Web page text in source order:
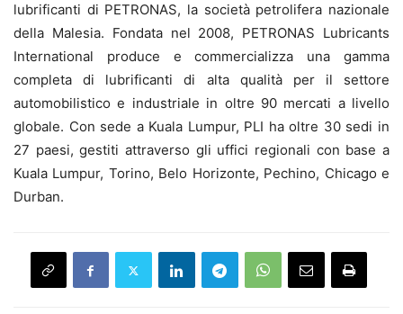
lubrificanti di PETRONAS, la società petrolifera nazionale
della Malesia. Fondata nel 2008, PETRONAS Lubricants
International produce e commercializza una gamma
completa di lubrificanti di alta qualità per il settore
automobilistico e industriale in oltre 90 mercati a livello
globale. Con sede a Kuala Lumpur, PLI ha oltre 30 sedi in
27 paesi, gestiti attraverso gli uffici regionali con base a
Kuala Lumpur, Torino, Belo Horizonte, Pechino, Chicago e
Durban.